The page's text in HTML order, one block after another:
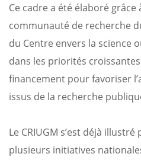
Ce cadre a été élaboré grâce
communauté de recherche
du Centre envers la science
dans les priorités
financement pour favoriser
issus de la recherche
Le CRIUGM s’est déjà
plusieurs initiatives